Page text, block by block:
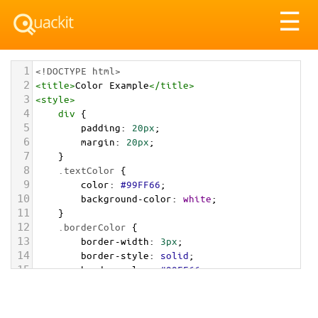
☰
1 <!DOCTYPE html>
2 <title>Color Example</title>
3 <style>
4 div {
5 padding: 20px;
6 margin: 20px;
7 }
8 .textColor {
9 color: #99FF66;
10 background-color: white;
11 }
12 .borderColor {
13 border-width: 3px;
14 border-style: solid;
15 border-color: #99FF66;